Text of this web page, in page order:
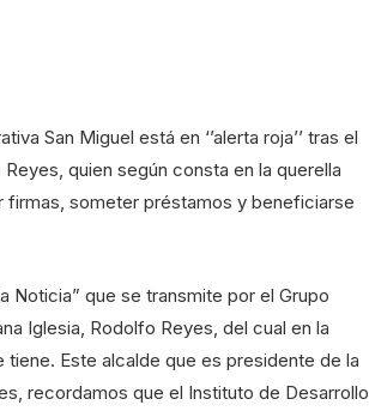
San Miguel está en ‘’alerta roja’’ tras el
quien según consta en la querella
firmas, someter préstamos y beneficiarse
Noticia” que se transmite por el Grupo
Iglesia, Rodolfo Reyes, del cual en la
Este alcalde que es presidente de la
recordamos que el Instituto de Desarrollo